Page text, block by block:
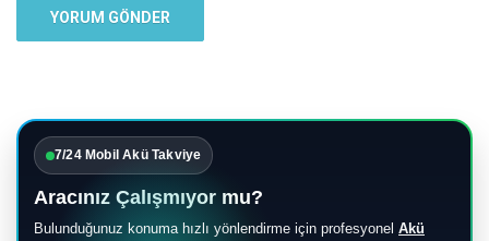
7/24 Mobil Akü Takviye
Aracınız Çalışmıyor mu?
Bulunduğunuz konuma hızlı yönlendirme için profesyonel Akü